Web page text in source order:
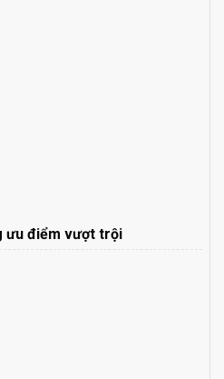
ưu điểm vượt trội